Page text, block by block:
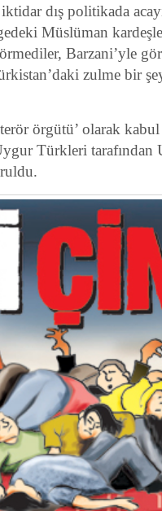
iktidar dış politikada
Müslüman
Barzani’yle
zulme bir
örgütü’ olarak
Türkleri